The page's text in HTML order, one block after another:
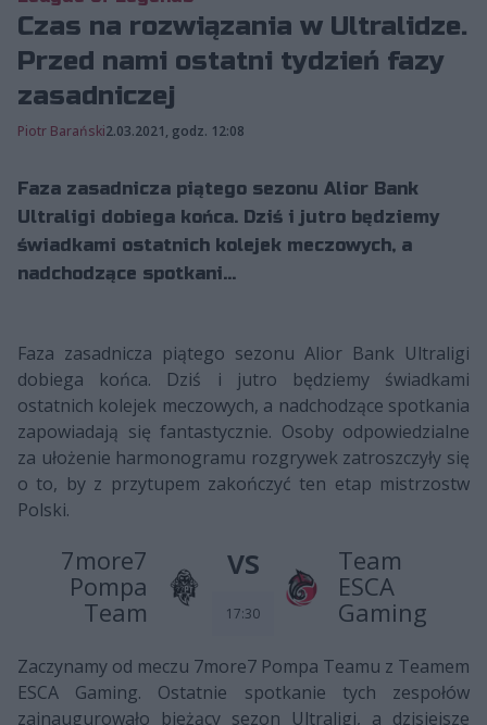
Czas na rozwiązania w Ultralidze.
Przed nami ostatni tydzień fazy
zasadniczej
Piotr Barański2.03.2021, godz. 12:08
Faza zasadnicza piątego sezonu Alior Bank
Ultraligi dobiega końca. Dziś i jutro będziemy
świadkami ostatnich kolejek meczowych, a
nadchodzące spotkani...
Faza zasadnicza piątego sezonu Alior Bank Ultraligi
dobiega końca. Dziś i jutro będziemy świadkami
ostatnich kolejek meczowych, a nadchodzące spotkania
zapowiadają się fantastycznie. Osoby odpowiedzialne
za ułożenie harmonogramu rozgrywek zatroszczyły się
o to, by z przytupem zakończyć ten etap mistrzostw
Polski.
7more7
Pompa
Team
vs
Team
ESCA
Gaming
17:30
Zaczynamy od meczu 7more7 Pompa Teamu z Teamem
ESCA Gaming. Ostatnie spotkanie tych zespołów
zainaugurowało bieżący sezon Ultraligi, a dzisiejsze